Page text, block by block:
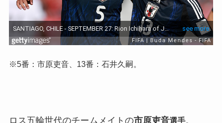
※5番：市原吏音、13番：石井久嗣。
ロス五輪世代のチームメイトの市原吏音選手。